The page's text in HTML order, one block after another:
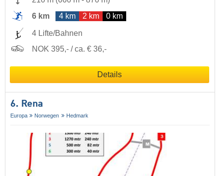
6 km
4 km 2 km 0 km
4 Lifte/Bahnen
NOK 395,- / ca. € 36,-
Details
6. Rena
Europa Norwegen Hedmark